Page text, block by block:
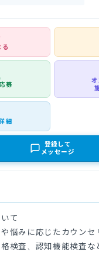
る
募
細
登録して
メッセージ
て
悩みに応じたカウンセ
検査、認知機能検査な